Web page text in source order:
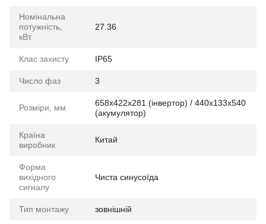
Номінальна
потужність,
кВт
27.36
Клас захисту IP65
Число фаз 3
Розміри, мм
658х422х281 (інвертор) / 440x133x540
(акумулятор)
Країна
виробник
Китай
Форма
вихідного
сигналу
Чиста синусоїда
Тип монтажу зовнішній